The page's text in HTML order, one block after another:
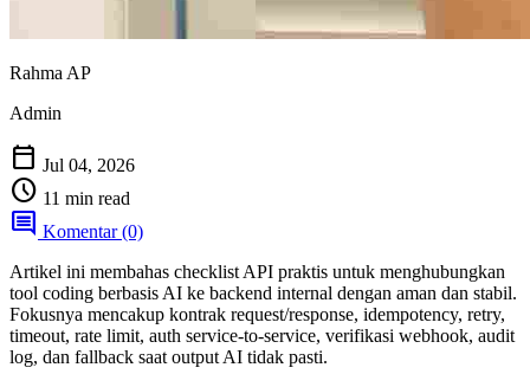
Rahma AP
Admin
calendar_today Jul 04, 2026
schedule 11 min read
comment Komentar (0)
Artikel ini membahas checklist API praktis untuk menghubungkan
tool coding berbasis AI ke backend internal dengan aman dan stabil.
Fokusnya mencakup kontrak request/response, idempotency, retry,
timeout, rate limit, auth service-to-service, verifikasi webhook, audit
log, dan fallback saat output AI tidak pasti.